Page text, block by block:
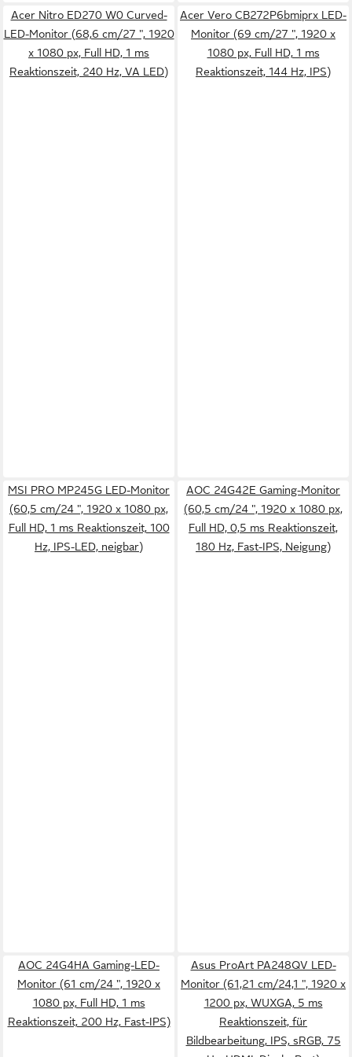
Acer Nitro ED270 W0 Curved-
LED-Monitor (68,6 cm/27 ", 1920
x 1080 px, Full HD, 1 ms
Reaktionszeit, 240 Hz, VA LED)
Acer Vero CB272P6bmiprx LED-
Monitor (69 cm/27 ", 1920 x
1080 px, Full HD, 1 ms
Reaktionszeit, 144 Hz, IPS)
MSI PRO MP245G LED-Monitor
(60,5 cm/24 ", 1920 x 1080 px,
Full HD, 1 ms Reaktionszeit, 100
Hz, IPS-LED, neigbar)
AOC 24G42E Gaming-Monitor
(60,5 cm/24 ", 1920 x 1080 px,
Full HD, 0,5 ms Reaktionszeit,
180 Hz, Fast-IPS, Neigung)
AOC 24G4HA Gaming-LED-
Monitor (61 cm/24 ", 1920 x
1080 px, Full HD, 1 ms
Reaktionszeit, 200 Hz, Fast-IPS)
Asus ProArt PA248QV LED-
Monitor (61,21 cm/24,1 ", 1920 x
1200 px, WUXGA, 5 ms
Reaktionszeit, für
Bildbearbeitung, IPS, sRGB, 75